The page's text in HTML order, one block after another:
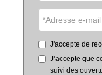
J'accepte de
J’accepte que
suivi des